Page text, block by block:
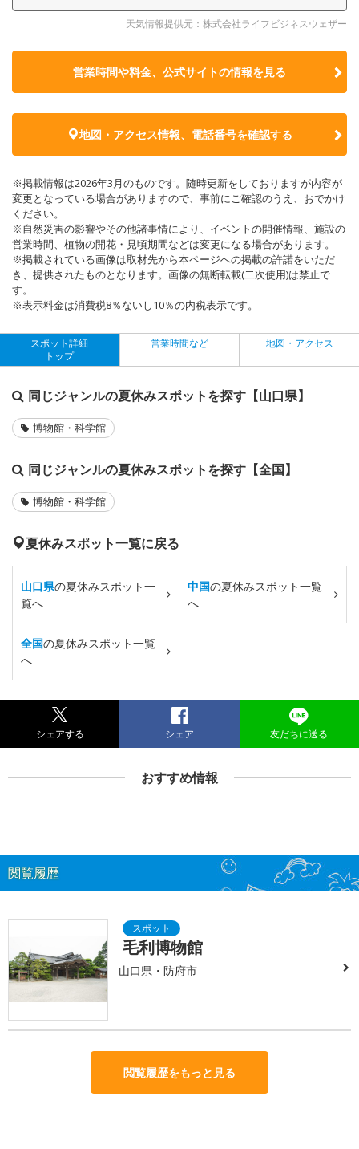
天気情報提供元：株式会社ライフビジネスウェザー
営業時間や料金、公式サイトの情報を見る
地図・アクセス情報、電話番号を確認する
※掲載情報は2026年3月のものです。随時更新をしておりますが内容が
変更となっている場合がありますので、事前にご確認のうえ、おでかけ
ください。
※自然災害の影響やその他諸事情により、イベントの開催情報、施設の
営業時間、植物の開花・見頃期間などは変更になる場合があります。
※掲載されている画像は取材先から本ページへの掲載の許諾をいただ
き、提供されたものとなります。画像の無断転載(二次使用)は禁止で
す。
※表示料金は消費税8％ないし10％の内税表示です。
スポット詳細
トップ
営業時間など 地図・アクセス
同じジャンルの夏休みスポットを探す【山口県】
博物館・科学館
同じジャンルの夏休みスポットを探す【全国】
博物館・科学館
夏休みスポット一覧に戻る
山口県の夏休みスポット一
覧へ
中国の夏休みスポット一覧
へ
全国の夏休みスポット一覧
へ
シェアする シェア 友だちに送る
おすすめ情報
閲覧履歴
毛利博物館
山口県・防府市
閲覧履歴をもっと見る